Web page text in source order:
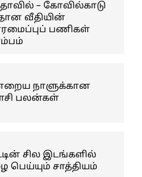
– கோவில்காடு
வீதியின்
பணிகள்
நாளுக்கான
பலன்கள்
சில இடங்களில்
பெய்யும் சாத்தியம்